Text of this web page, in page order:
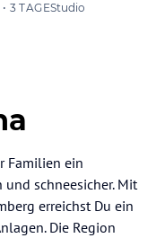
3 TAGEStudio
Familien ein
schneesicher. Mit
erreichst Du ein
Die Region